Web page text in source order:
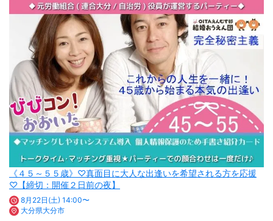
《４５～５５歳》♡真面目に大人な出逢いを希望される方を応援
♡【締切：開催２日前の夜】
8月22日(土) 14:00〜
大分県大分市